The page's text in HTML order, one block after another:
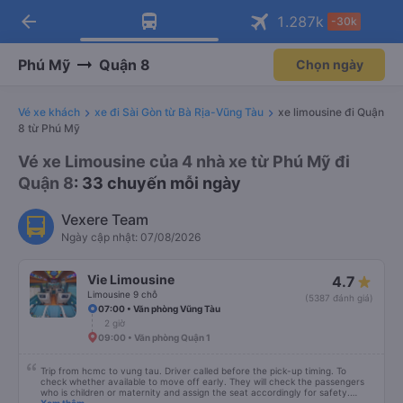
Tải app Vexere ngay!
Nhận ưu đãi thành viên độc
Mở app
Tải app Vexere
-30k/ghế khi đặt vé máy bay qua
Mở app
arrow_back 1.287k -30k
Phú Mỹ Quận 8 Chọn ngày
Vé xe khách xe đi Sài Gòn từ Bà Rịa-Vũng Tàu
xe limousine đi Quận
8 từ Phú Mỹ
Vé xe Limousine của 4 nhà xe từ Phú Mỹ đi
Quận 8: 33 chuyến mỗi ngày
Vexere Team
Ngày cập nhật: 07/08/2026
Vie Limousine
Limousine 9 chỗ
4.7
(5387 đánh giá)
07:00 • Văn phòng Vũng Tàu
2 giờ
09:00 • Văn phòng Quận 1
Trip from hcmc to vung tau. Driver called before the pick-up timing. To
check whether available to move off early. They will check the passengers
who is children or maternity and assign the seat accordingly for safety.